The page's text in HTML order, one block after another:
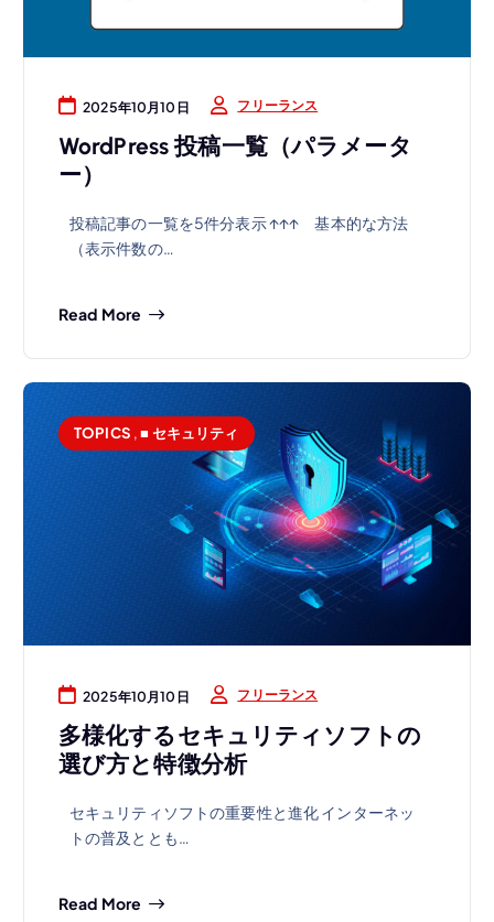
室2025年10月10日 フリーランス
WordPress 投稿一覧（パラメータ
ー）
投稿記事の一覧を5件分表示 ↑↑↑ 基本的な方法
（表示件数の…
Read More
TOPICS ,■ セキュリティ
2025年10月10日 フリーランス
多様化するセキュリティソフトの
選び方と特徴分析
セキュリティソフトの重要性と進化 インターネッ
トの普及ととも…
Read More